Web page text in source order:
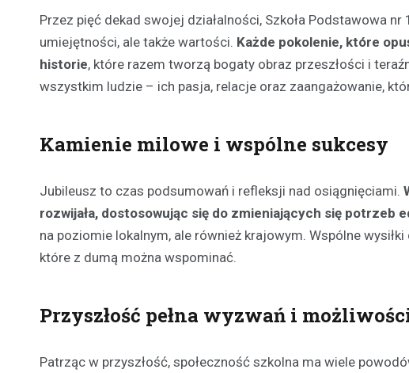
Przez pięć dekad swojej działalności, Szkoła Podstawowa
umiejętności, ale także wartości. Każde pokolenie, które
historie, które razem tworzą bogaty obraz przeszłości i
wszystkim ludzie – ich pasja, relacje oraz zaangażowanie,
Kamienie milowe i wspólne sukcesy
Jubileusz to czas podsumowań i refleksji nad osiągnięciami.
rozwijała, dostosowując się do zmieniających się potrzeb
na poziomie lokalnym, ale również krajowym. Wspólne
które z dumą można wspominać.
Przyszłość pełna wyzwań i
Patrząc w przyszłość, społeczność szkolna ma wiele